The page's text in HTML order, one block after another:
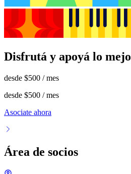
Disfrutá y apoyá lo
desde $500 / mes
desde $500 / mes
Asociate ahora
Área de socios